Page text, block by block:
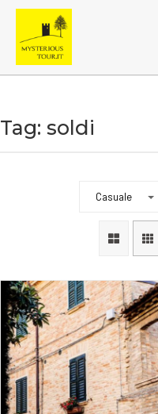
Tag: soldi
Casuale